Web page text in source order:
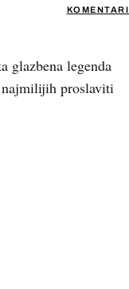
KOMENTARI
glazbena legenda
proslaviti